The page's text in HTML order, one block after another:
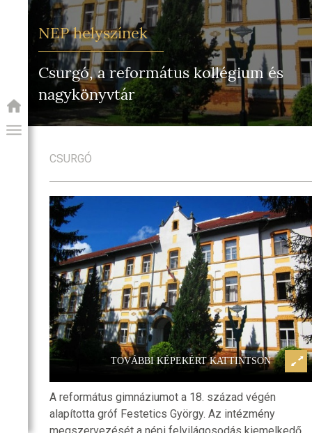
PROGRAM
NEP helyszínek
Csurgó, a református kollégium és
nagykönyvtár
CSURGÓ
TOVÁBBI KÉPEKÉRT KATTINTSON
Csurgó, a református
nagykönyvtár
A református gimnáziumot a 18. század végén
alapította gróf Festetics György. Az intézmény